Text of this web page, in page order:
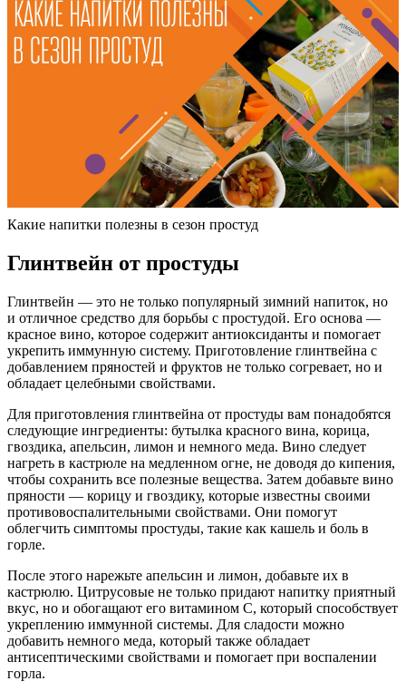
Какие напитки полезны в сезон простуд
Глинтвейн от простуды
Глинтвейн — это не только популярный зимний напиток, но
и отличное средство для борьбы с простудой. Его основа —
красное вино, которое содержит антиоксиданты и помогает
укрепить иммунную систему. Приготовление глинтвейна с
добавлением пряностей и фруктов не только согревает, но и
обладает целебными свойствами.
Для приготовления глинтвейна от простуды вам понадобятся
следующие ингредиенты: бутылка красного вина, корица,
гвоздика, апельсин, лимон и немного меда. Вино следует
нагреть в кастрюле на медленном огне, не доводя до кипения,
чтобы сохранить все полезные вещества. Затем добавьте вино
пряности — корицу и гвоздику, которые известны своими
противовоспалительными свойствами. Они помогут
облегчить симптомы простуды, такие как кашель и боль в
горле.
После этого нарежьте апельсин и лимон, добавьте их в
кастрюлю. Цитрусовые не только придают напитку приятный
вкус, но и обогащают его витамином C, который способствует
укреплению иммунной системы. Для сладости можно
добавить немного меда, который также обладает
антисептическими свойствами и помогает при воспалении
горла.